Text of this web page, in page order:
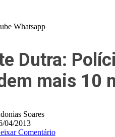
Whatsapp
Dutra:
mais 10
Soares
04/2013
Comentário